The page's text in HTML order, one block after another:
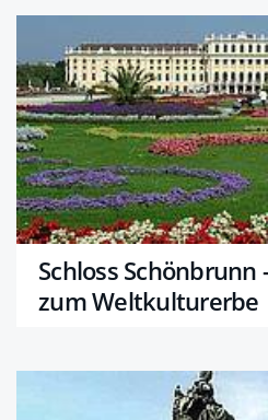
Schloss Schönbrunn
zum Weltkulturerbe